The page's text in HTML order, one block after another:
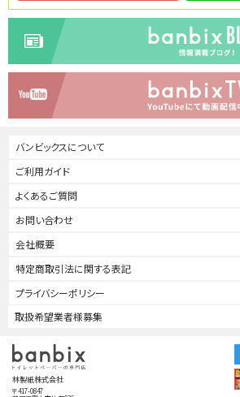
バンビックスについて
ご利用ガイド
よくあるご質問
お問い合わせ
会社概要
特定商取引法に関する表記
プライバシーポリシー
取扱希望業者様募集
林製紙株式会社
〒417-0847